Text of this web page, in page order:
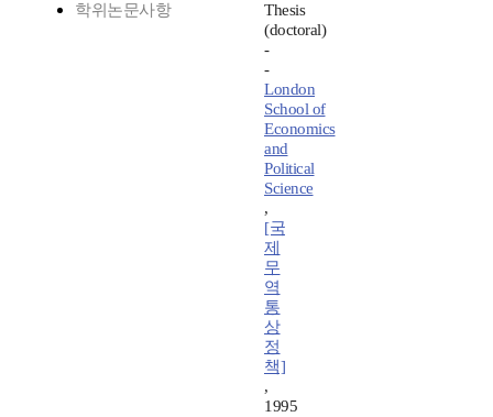
학위논문사항
Thesis
(doctoral)
-
-
London
School of
Economics
and
Political
Science
,
[국
제
무
역
통
상
정
책]
,
1995